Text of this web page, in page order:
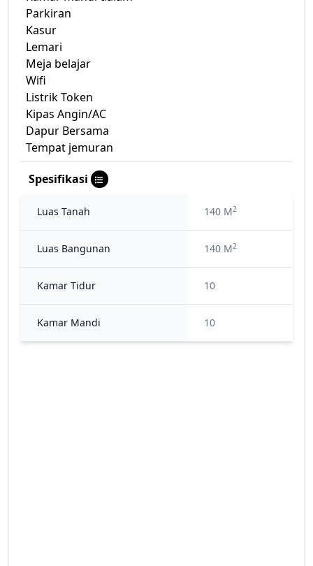
Parkiran
Kasur
Lemari
Meja belajar
Wifi
Listrik Token
Kipas Angin/AC
Dapur Bersama
Tempat jemuran
Spesifikasi
Luas Tanah 140 M2
Luas Bangunan 140 M2
Kamar Tidur 10
Kamar Mandi 10